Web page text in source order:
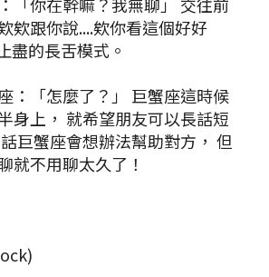
「你在幹嘛？我無聊」 交往前
欸跟你說....欸你看這個好好
盡的長舌模式。
：「怎麼了？」 巨蟹座這時候
身上， 就希望朋友可以長話短
巨蟹座會想辦法幫助對方， 但
就不用聊太久了！